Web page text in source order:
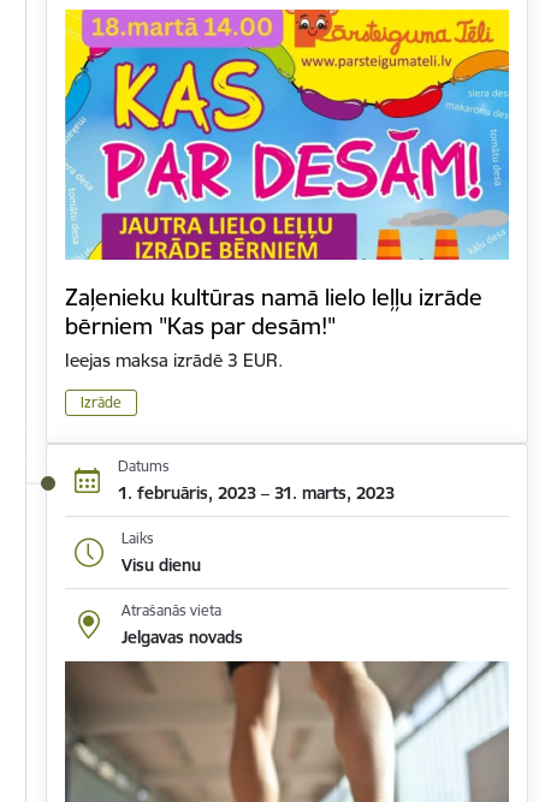
Zaļenieku kultūras namā lielo leļļu izrāde
bērniem "Kas par desām!"
Ieejas maksa izrādē 3 EUR.
Izrāde
Datums
1. februāris, 2023 – 31. marts, 2023
Laiks
Visu dienu
Atrašanās vieta
Jelgavas novads